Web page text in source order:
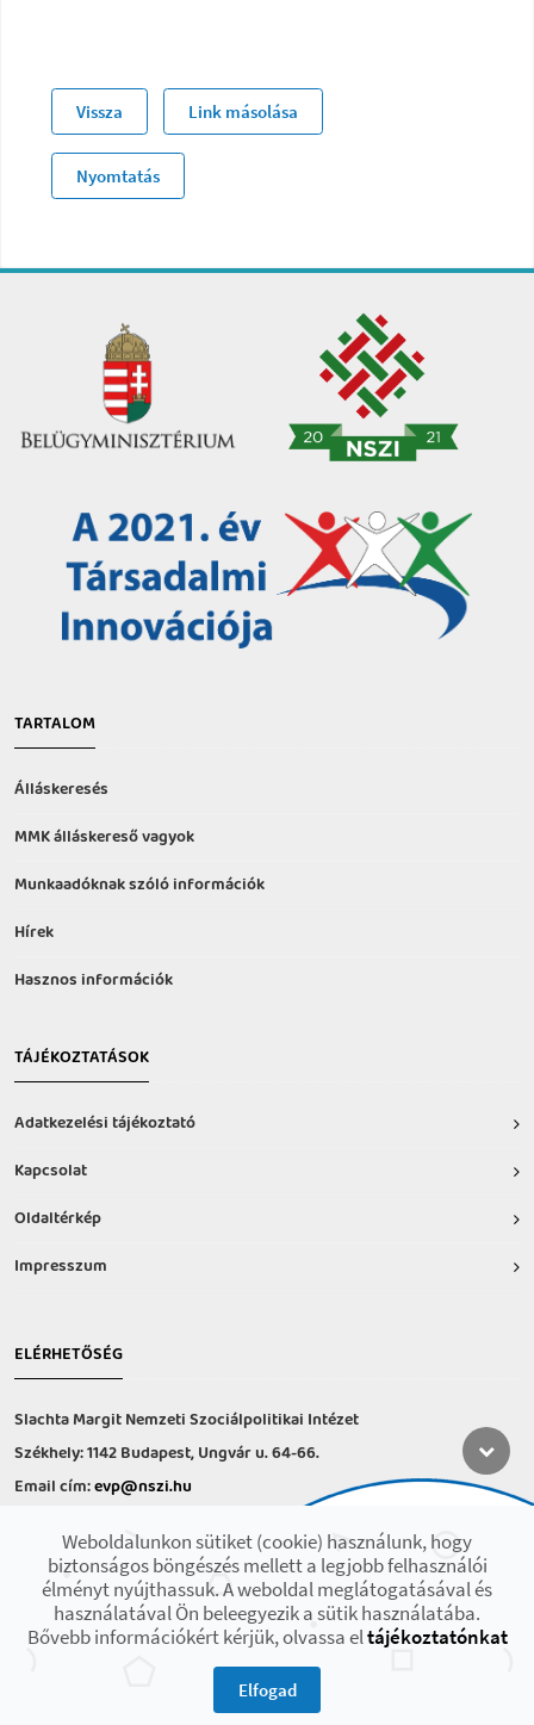
Vissza Link másolása
Nyomtatás
TARTALOM
Álláskeresés
MMK álláskereső vagyok
Munkaadóknak szóló információk
Hírek
Hasznos információk
TÁJÉKOZTATÁSOK
Adatkezelési tájékoztató
Kapcsolat
Oldaltérkép
Impresszum
ELÉRHETŐSÉG
Slachta Margit Nemzeti Szociálpolitikai Intézet
Székhely: 1142 Budapest, Ungvár u. 64-66.
Email cím:evp@nszi.hu
hétfő-csütörtök: 8:00-16:00
péntek: 8:00-14.00
2021 © Minden jog fenntartva! Készült az EFOP-1.9.3-VEKOP-17 projekt
keretében.
Weboldalunkon sütiket (cookie) használunk, hogy
biztonságos böngészés mellett a legjobb felhasználói
élményt nyújthassuk. A weboldal meglátogatásával és
használatával Ön beleegyezik a sütik használatába.
Bővebb információkért kérjük, olvassa eltájékoztatónkat
Elfogad